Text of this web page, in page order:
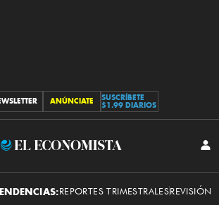
ANÚNCIATE
SUSCRÍBETE
$1.99 DIARIOS
El
REPORTES TRIMESTRALESREVISIÓN